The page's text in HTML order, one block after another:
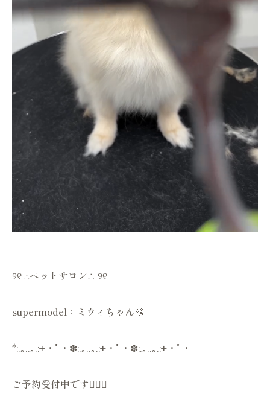
୨୧ ∴ペットサロン∴ ୨୧
supermodel：ミウィちゃん🫧
*:.｡..｡.:+・ﾟ・✽:.｡..｡.:+・ﾟ・✽:.｡..｡.:+・ﾟ・
ご予約受付中です💁🏻‍♀️